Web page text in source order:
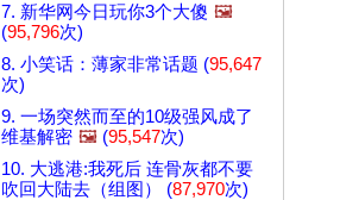
7. 新华网今日玩你3个大傻 🖼️
(95,796次)
8. 小笑话：薄家非常话题 (95,647
次)
9. 一场突然而至的10级强风成了
维基解密 🖼️ (95,547次)
10. 大逃港:我死后 连骨灰都不要
吹回大陆去（组图） (87,970次)